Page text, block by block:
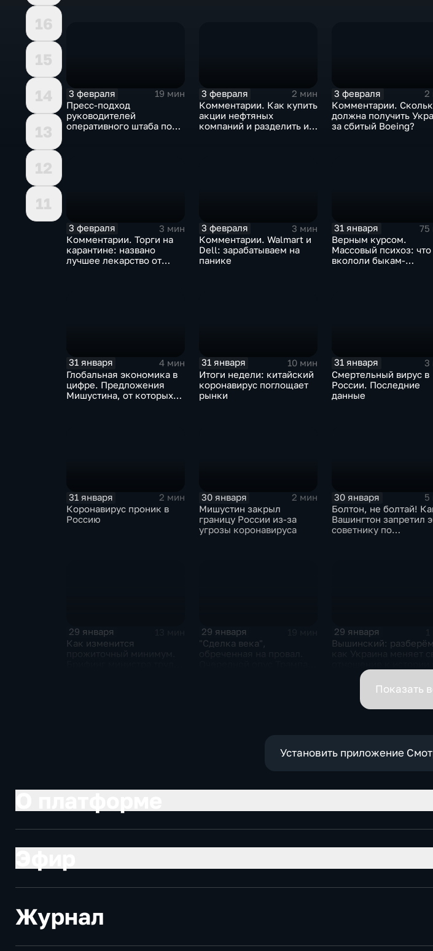
16
15
14
13
12
11
3 февраля
19 мин
Пресс-подход
руководителей
оперативного штаба по
3 февраля
2 мин
Комментарии. Как купить
акции нефтяных
компаний и разделить их
3 февраля
2
Комментарии.
должна получить
за сбитый Boeing?
3 февраля
3 мин
Комментарии. Торги на
карантине: названо
лучшее лекарство от
3 февраля
3 мин
Комментарии. Walmart и
Dell: зарабатываем на
панике
31 января
75
Верным курсом.
Массовый психоз: что
вкололи быкам-
31 января
4 мин
Глобальная экономика в
цифре. Предложения
Мишустина, от которых
31 января
10 мин
Итоги недели: китайский
коронавирус поглощает
рынки
31 января
3
Смертельный вирус в
России. Последние
данные
31 января
2 мин
Коронавирус проник в
Россию
30 января
2 мин
Мишустин закрыл
границу России из-за
угрозы коронавируса
30 января
5
Болтон, не болтай!
Вашингтон запретил
советнику по
29 января
Как изменится
29 января
"Сделка века",
29 января
Вышинский:
почему
Показать
Установить приложение
Журнал